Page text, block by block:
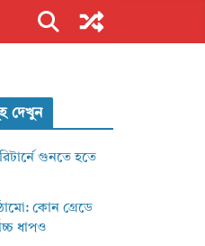
দেখুন
গুনতে হতে
কোন গ্রেডে
ধাপও